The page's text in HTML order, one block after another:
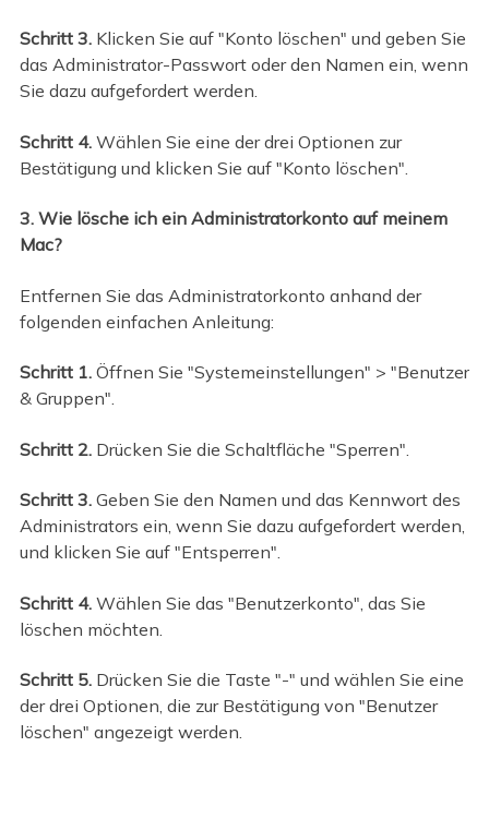
Schritt 3.Klicken Sie auf "Konto löschen" und geben Sie
das Administrator-Passwort oder den Namen ein, wenn
Sie dazu aufgefordert werden.
Schritt 4. Wählen Sie eine der drei Optionen zur
Bestätigung und klicken Sie auf "Konto löschen".
3. Wie lösche ich ein Administratorkonto auf meinem
Mac?
Entfernen Sie das Administratorkonto anhand der
folgenden einfachen Anleitung:
Schritt 1.Öffnen Sie "Systemeinstellungen" > "Benutzer
& Gruppen".
Schritt 2.Drücken Sie die Schaltfläche "Sperren".
Schritt 3.Geben Sie den Namen und das Kennwort des
Administrators ein, wenn Sie dazu aufgefordert werden,
und klicken Sie auf "Entsperren".
Schritt 4. Wählen Sie das "Benutzerkonto", das Sie
löschen möchten.
Schritt 5. Drücken Sie die Taste "-" und wählen Sie eine
der drei Optionen, die zur Bestätigung von "Benutzer
löschen" angezeigt werden.